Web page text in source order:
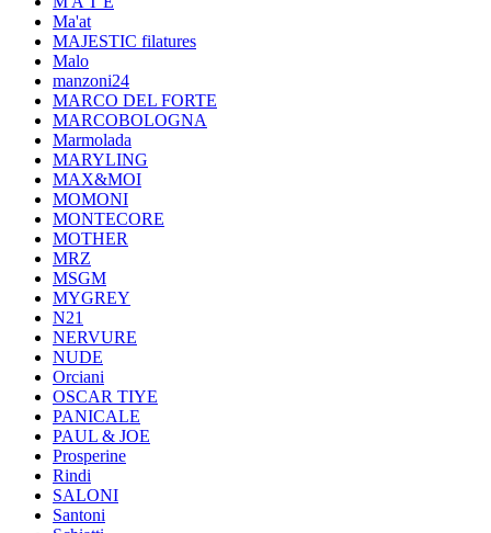
Ma'at
MAJESTIC filatures
Malo
manzoni24
MARCO DEL FORTE
MARCOBOLOGNA
Marmolada
MARYLING
MAX&MOI
MOMONI
MONTECORE
MOTHER
MRZ
MSGM
MYGREY
N21
NERVURE
NUDE
Orciani
OSCAR TIYE
PANICALE
PAUL & JOE
Prosperine
Rindi
SALONI
Santoni